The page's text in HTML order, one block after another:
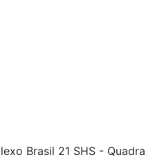
Brasil 21 SHS - Quadra